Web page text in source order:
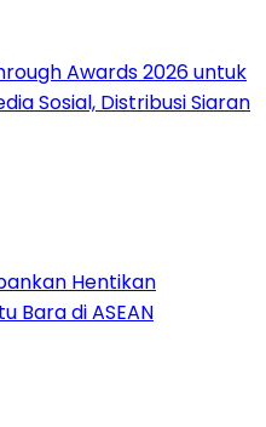
Awards 2026 untuk
Sosial, Distribusi Siaran
Hentikan
Bara di ASEAN